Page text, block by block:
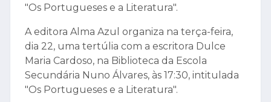
"Os Portugueses e a Literatura".
A editora Alma Azul organiza na terça-feira,
dia 22, uma tertúlia com a escritora Dulce
Maria Cardoso, na Biblioteca da Escola
Secundária Nuno Álvares, às 17:30, intitulada
"Os Portugueses e a Literatura".